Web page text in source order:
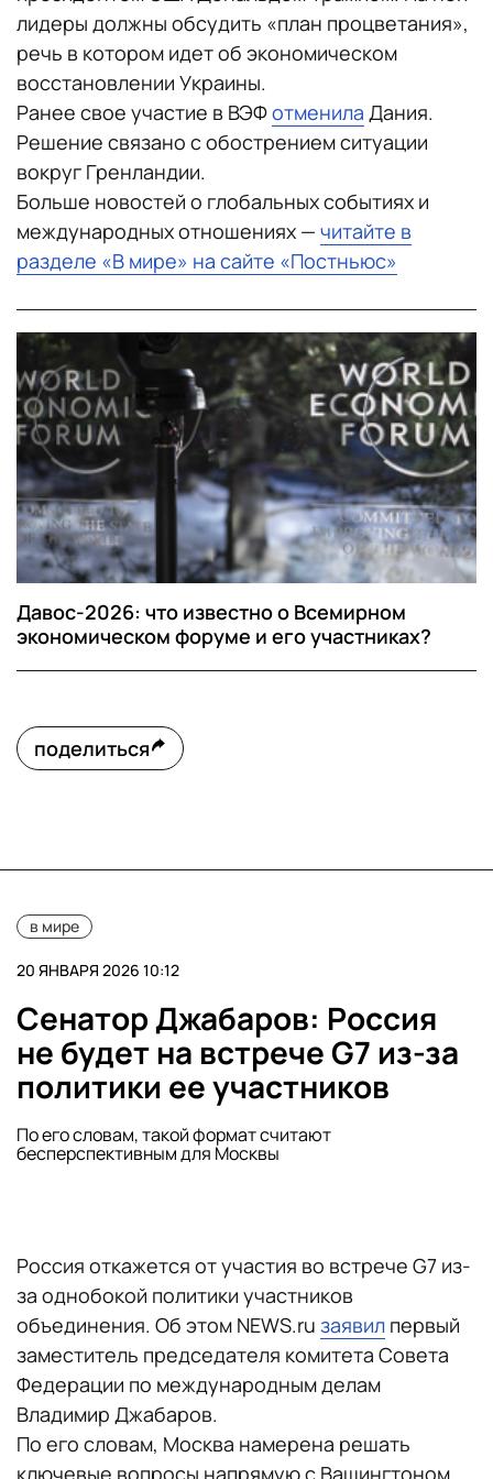
лидеры должны обсудить «план процветания»,
речь в котором идет об экономическом
восстановлении Украины.
Ранее свое участие в ВЭФотменила Дания.
Решение связано с обострением ситуации
вокруг Гренландии.
Больше новостей о глобальных событиях и
международных отношениях — читайте в
разделе «В мире» на сайте «Постньюс»
Давос-2026: что известно о Всемирном
экономическом форуме и его участниках?
поделиться
в мире
20 ЯНВАРЯ 2026 10:12
Сенатор Джабаров: Россия
не будет на встрече G7 из-за
политики ее участников
По его словам, такой формат считают
бесперспективным для Москвы
Россия откажется от участия во встрече G7 из-
за однобокой политики участников
объединения. Об этом NEWS.ru заявил первый
заместитель председателя комитета Совета
Федерации по международным делам
Владимир Джабаров.
По его словам, Москва намерена решать
ключевые вопросы напрямую с Вашингтоном.